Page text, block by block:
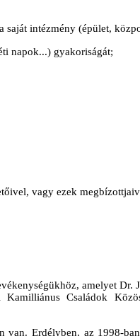
intézmény (épület,
napok...) gyakoriságát;
vagy ezek
amelyet
Családok
Erdélyben, az 1998-